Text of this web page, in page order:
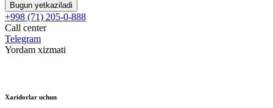
Bugun yetkaziladi
+998 (71) 205-0-888
Call center
Telegram
Yordam xizmati
Xaridorlar uchun